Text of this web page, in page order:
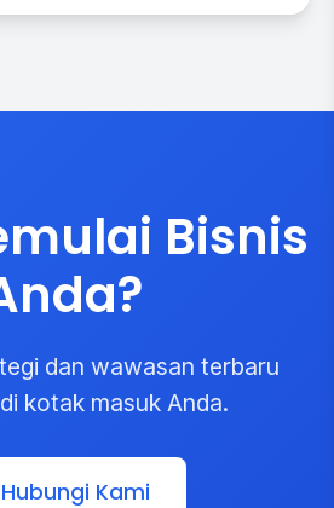
Bisnis
dan wawasan terbaru
kotak masuk Anda.
Kami